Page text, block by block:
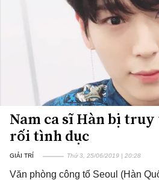
Nam ca sĩ Hàn bị
rối tình dục
GIẢI TRÍ Thứ 3, 25/06/2019 | 20:28
Văn phòng công tố Seoul (Hàn